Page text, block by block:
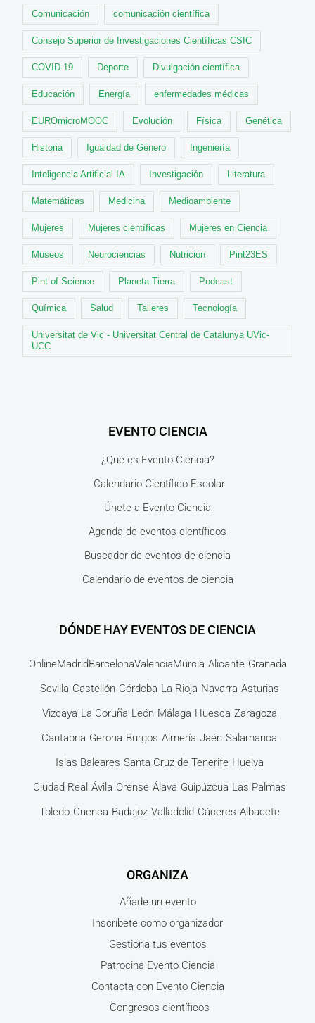
Comunicación comunicación científica
Consejo Superior de Investigaciones Científicas CSIC
COVID-19 Deporte Divulgación científica
Educación Energía enfermedades médicas
EUROmicroMOOC Evolución Física Genética
Historia Igualdad de Género Ingeniería
Inteligencia Artificial IA Investigación Literatura
Matemáticas Medicina Medioambiente
Mujeres Mujeres científicas Mujeres en Ciencia
Museos Neurociencias Nutrición Pint23ES
Pint of Science Planeta Tierra Podcast
Química Salud Talleres Tecnología
Universitat de Vic - Universitat Central de Catalunya UVic-
UCC
EVENTO CIENCIA
¿Qué es Evento Ciencia?
Calendario Científico Escolar
Únete a Evento Ciencia
Agenda de eventos científicos
Buscador de eventos de ciencia
Calendario de eventos de ciencia
DÓNDE HAY EVENTOS DE CIENCIA
OnlineMadridBarcelonaValenciaMurcia Alicante Granada
Sevilla Castellón Córdoba La Rioja Navarra Asturias
Vizcaya La Coruña León Málaga Huesca Zaragoza
Cantabria Gerona Burgos Almería Jaén Salamanca
Islas Baleares Santa Cruz de Tenerife Huelva
Ciudad Real Ávila Orense Álava Guipúzcua Las Palmas
Toledo Cuenca Badajoz Valladolid Cáceres Albacete
ORGANIZA
Añade un evento
Inscríbete como organizador
Gestiona tus eventos
Patrocina Evento Ciencia
Contacta con Evento Ciencia
Congresos científicos